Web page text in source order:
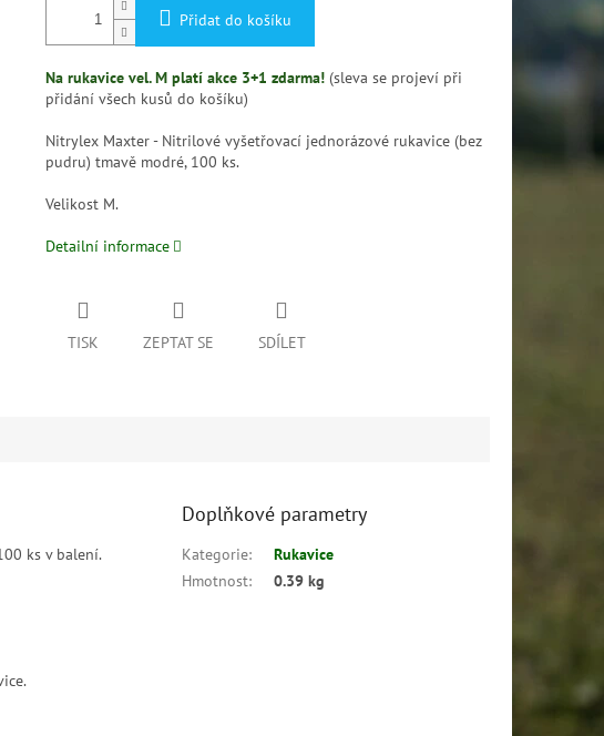
Přidat do košíku
Na rukavice vel. M platí akce 3+1 zdarma! (sleva se projeví při
přidání všech kusů do košíku)
Nitrylex Maxter - Nitrilové vyšetřovací jednorázové rukavice (bez
pudru) tmavě modré, 100 ks.
Velikost M.
Detailní informace
TISK ZEPTAT SE SDÍLET
ks v balení.
Doplňkové parametry
Kategorie:
Rukavice
Hmotnost: 0.39 kg